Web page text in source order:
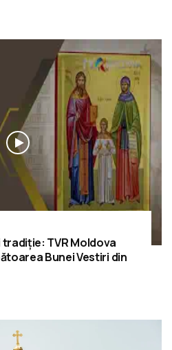
TVR Moldova
Bunei Vestiri din